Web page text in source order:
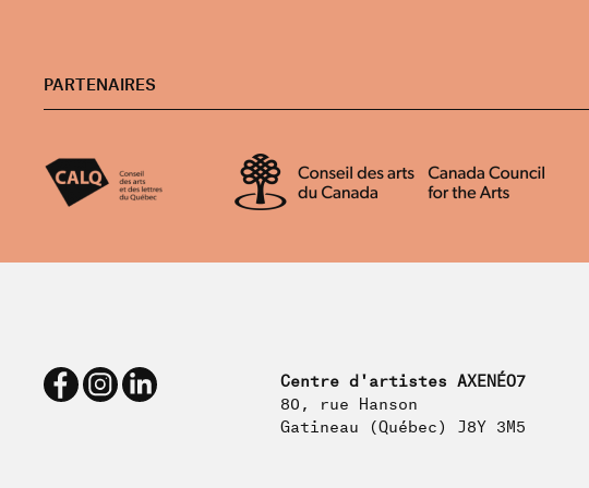
PARTENAIRES
Centre d'artistes AXENÉO7
80, rue Hanson
Gatineau (Québec) J8Y 3M5